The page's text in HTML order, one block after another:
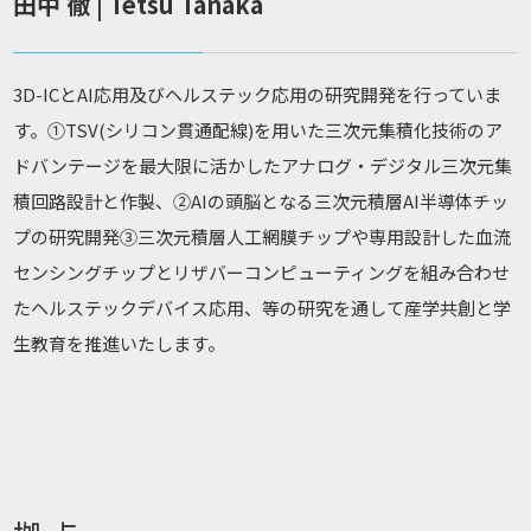
3D-ICとAI応用及びヘルステック応用の研究開発を行っていま
す。①TSV(シリコン貫通配線)を用いた三次元集積化技術のア
ドバンテージを最大限に活かしたアナログ・デジタル三次元集
積回路設計と作製、②AIの頭脳となる三次元積層AI半導体チッ
プの研究開発③三次元積層人工網膜チップや専用設計した血流
センシングチップとリザバーコンピューティングを組み合わせ
たヘルステックデバイス応用、等の研究を通して産学共創と学
生教育を推進いたします。